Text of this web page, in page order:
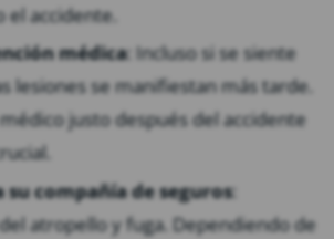
el accidente.
médica: Incluso si se siente
lesiones se manifiestan más tarde.
justo después del accidente
compañía de seguros:
atropello y fuga. Dependiendo de